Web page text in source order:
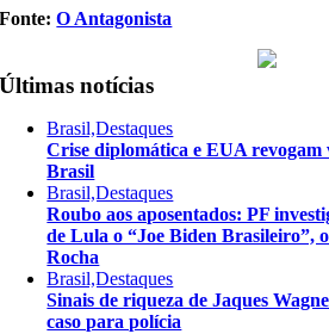
Fonte:O Antagonista
Últimas notícias
Brasil,Destaques
Crise diplomática e EUA revogam
Brasil
Brasil,Destaques
Roubo aos aposentados: PF
de Lula o “Joe Biden Brasileiro”,
Rocha
Brasil,Destaques
Sinais de riqueza de Jaques
caso para polícia